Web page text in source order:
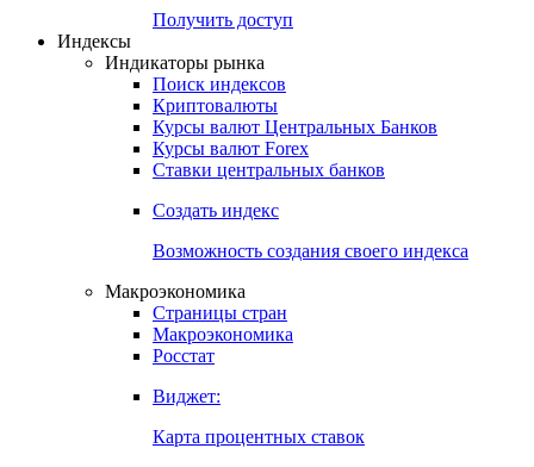
Получить доступ
Индексы
Индикаторы рынка
Поиск индексов
Криптовалюты
Курсы валют Центральных Банков
Курсы валют Forex
Ставки центральных банков
Создать индекс
Возможность создания своего индекса
Макроэкономика
Страницы стран
Макроэкономика
Росстат
Виджет:
Карта процентных ставок